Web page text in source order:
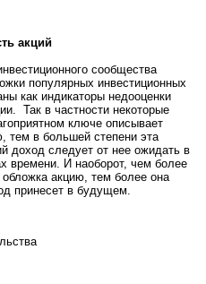
акций
сообщества
популярных инвестиционных
как индикаторы недооценки
Так в частности некоторые
ключе описывает
тем в большей степени эта
доход следует от нее ожидать в
времени. И наоборот, чем более
акцию, тем более она
принесет в будущем.